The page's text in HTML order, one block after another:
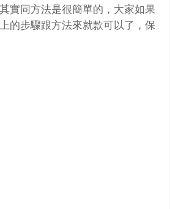
實同方法是很簡單的，大家如果
的步驟跟方法來就款可以了，保